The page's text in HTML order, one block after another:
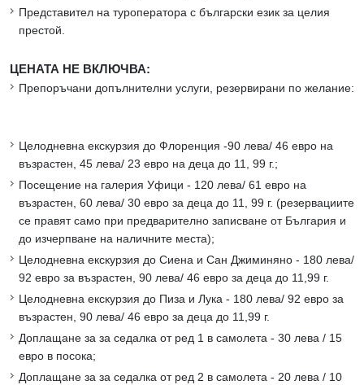
Представител на туроператора с български език за целия
престой.
ЦЕНАТА НЕ ВКЛЮЧВА:
Препоръчани допълнителни услуги, резервирани по желание:
Целодневна екскурзия до Флоренция -90 лева/ 46 евро на
възрастен, 45 лева/ 23 евро на деца до 11, 99 г.;
Посещение на галерия Уфици - 120 лева/ 61 евро на
възрастен, 60 лева/ 30 евро за деца до 11, 99 г. (резервациите
се правят само при предварително записване от България и
до изчерпване на наличните места);
Целодневна екскурзия до Сиена и Сан Джиминяно - 180 лева/
92 евро за възрастен, 90 лева/ 46 евро за деца до 11,99 г.
Целодневна екскурзия до Пиза и Лука - 180 лева/ 92 евро за
възрастен, 90 лева/ 46 евро за деца до 11,99 г.
Доплащане за за седалка от ред 1 в самолета - 30 лева / 15
евро в посока;
Доплащане за за седалка от ред 2 в самолета - 20 лева / 10